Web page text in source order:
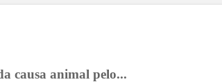
causa animal pelo...